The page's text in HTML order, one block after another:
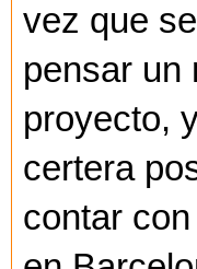
vez que
pensar un
proyecto,
certera
contar